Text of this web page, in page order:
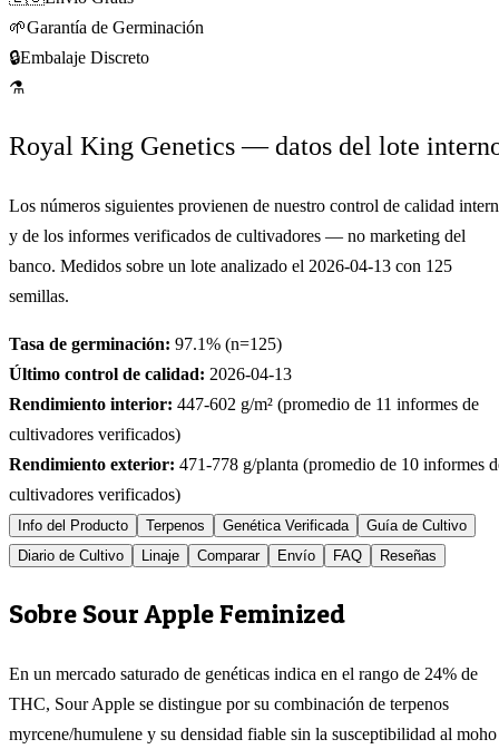
🌱Garantía de Germinación
🔒Embalaje Discreto
⚗
Royal King Genetics — datos del lote
Los números siguientes provienen de nuestro control de calidad
y de los informes verificados de cultivadores — no marketing del
banco. Medidos sobre un lote analizado el 2026-04-13 con 125
semillas.
Tasa de germinación: 97.1% (n=125)
Último control de calidad: 2026-04-13
Rendimiento interior: 447-602 g/m² (promedio de 11 informes de
cultivadores verificados)
Rendimiento exterior: 471-778 g/planta (promedio de 10 informes
cultivadores verificados)
Info del Producto Terpenos Genética Verificada
Guía de Cultivo
Diario de Cultivo
Linaje Comparar Envío FAQ Reseñas
Sobre Sour Apple Feminized
En un mercado saturado de genéticas indica en el rango de 24% de
THC, Sour Apple se distingue por su combinación de terpenos
myrcene/humulene y su densidad fiable sin la susceptibilidad al moho